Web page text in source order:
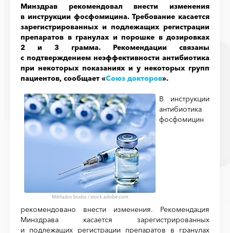
Минздрав рекомендовал внести изменения
в инструкции фосфомицина. Требование касается
зарегистрированных и подлежащих регистрации
препаратов в гранулах и порошке в дозировках
2 и 3 грамма. Рекомендации связаны
с подтверждением неэффективности антибиотика
при некоторых показаниях и у некоторых групп
пациентов, сообщает «Союз докторов».
Mikhailov Studio /stock.adobe.com
В инструкции
антибиотика
фосфомицин
рекомендовано внести изменения. Рекомендация
Минздрава касается зарегистрированных
и подлежащих регистрации препаратов в гранулах